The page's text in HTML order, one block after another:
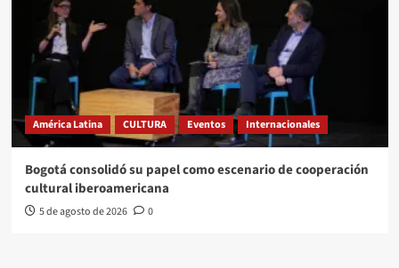
América Latina CULTURA Eventos Internacionales
Bogotá consolidó su papel como escenario de cooperación
cultural iberoamericana
5 de agosto de 2026 0